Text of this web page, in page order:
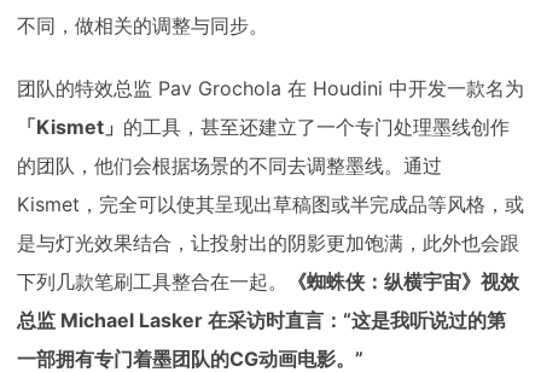
不同，做相关的调整与同步。
团队的特效总监 Pav Grochola 在 Houdini 中开发一款名为
「Kismet」 的工具，甚至还建立了一个专门处理墨线创作
的团队，他们会根据场景的不同去调整墨线。通过
Kismet，完全可以使其呈现出草稿图或半完成品等风格，或
是与灯光效果结合，让投射出的阴影更加饱满，此外也会跟
下列几款笔刷工具整合在一起。
《蜘蛛侠：纵横宇宙》视效
总监 Michael Lasker 在采访时直言：“这是我听说过的第
一部拥有专门着墨团队的CG动画电影。”